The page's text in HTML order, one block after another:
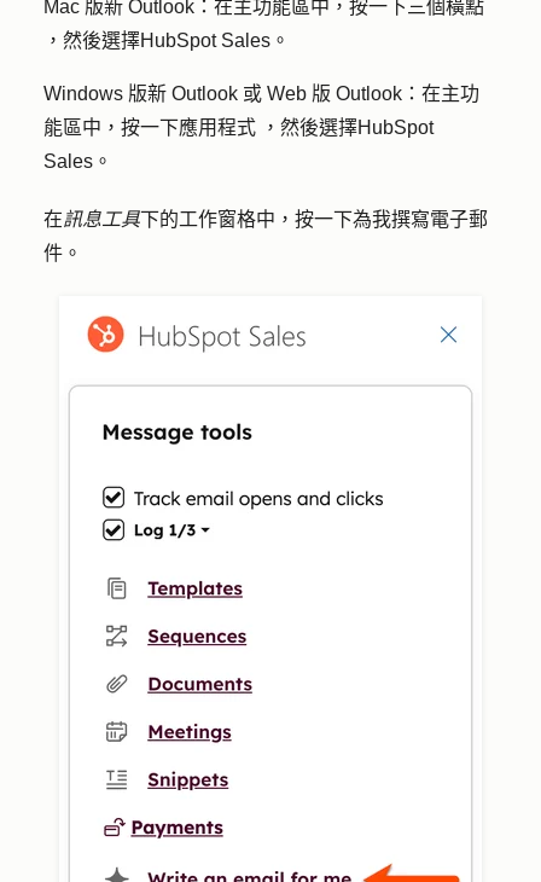
Mac 版新 Outlook： 在主功能區中，按一下 三個橫點
，然後選擇HubSpot Sales 。
Windows 版新 Outlook 或 Web 版 Outlook： 在主功
能區中，按一下應用程式 ，然後選擇HubSpot
Sales 。
在訊息工具下的工作窗格中，按一下為我撰寫電子郵
件 。